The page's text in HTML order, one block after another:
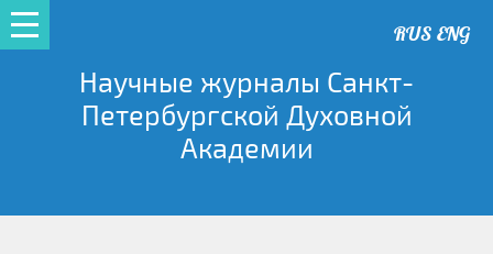
RUS ENG
Научные журналы Санкт-
Петербургской Духовной
Академии